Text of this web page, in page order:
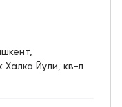
Халка Йули, кв-л